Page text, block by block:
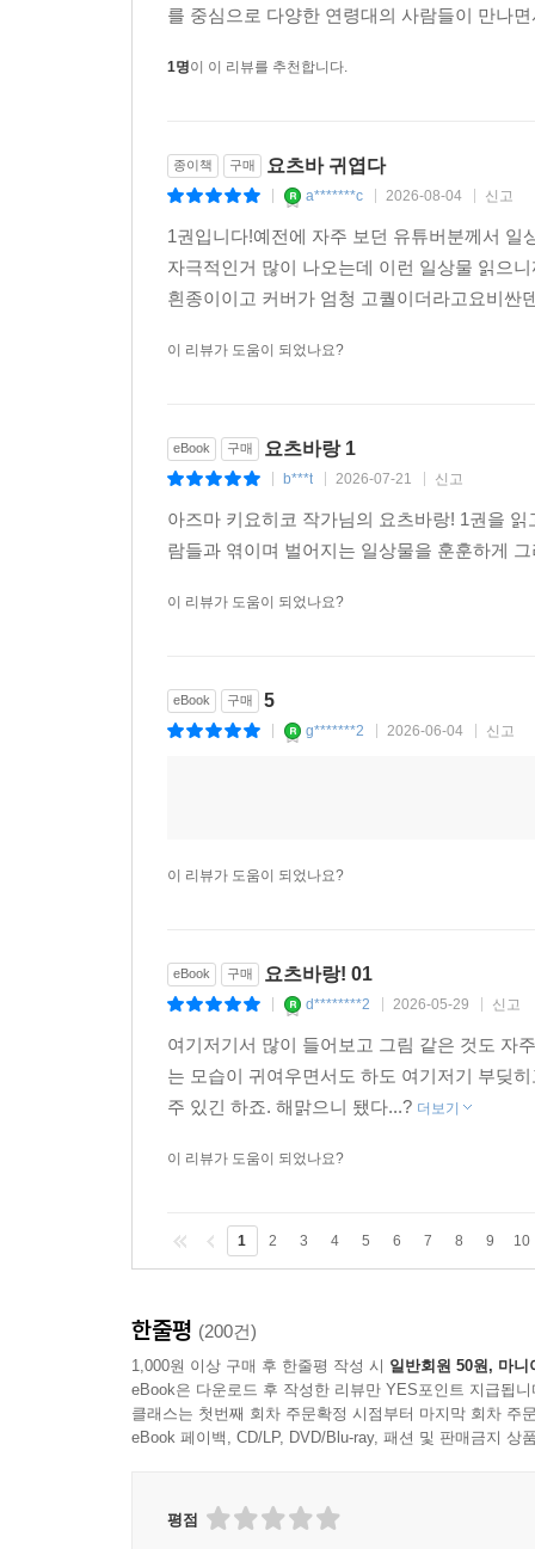
를 중심으로 다양한 연령대의 사람들이 만나
1명이 이 리뷰를 추천합니다.
종이책 구매 요츠바 귀엽다
a*******c 2026-08-04 신고
1권입니다!예전에 자주 보던 유튜버분께서
자극적인거 많이 나오는데 이런 일상물 읽으
흰종이이고 커버가 엄청 고퀄이더라고요비싼
이 리뷰가 도움이 되었나요?
eBook 구매 요츠바랑 1
b***t 2026-07-21 신고
아즈마 키요히코 작가님의 요츠바랑! 1권을
람들과 엮이며 벌어지는 일상물을 훈훈하게
이 리뷰가 도움이 되었나요?
eBook 구매 5
g*******2 2026-06-04 신고
이 리뷰가 도움이 되었나요?
eBook 구매 요츠바랑! 01
d********2 2026-05-29 신고
여기저기서 많이 들어보고 그림 같은 것도 자
는 모습이 귀여우면서도 하도 여기저기 부딪
주 있긴 하죠. 해맑으니 됐다...? 더보기
이 리뷰가 도움이 되었나요?
1 2 3 4 5 6 7 8 9 10
한줄평 (200건)
1,000원 이상 구매 후 한줄평 작성 시 일반회원 50원, 마니
eBook은 다운로드 후 작성한 리뷰만 YES포인트 지급됩니
클래스는 첫번째 회차 주문확정 시점부터 마지막 회차 주
eBook 페이백, CD/LP, DVD/Blu-ray, 패션 및 판매금지 상
평점